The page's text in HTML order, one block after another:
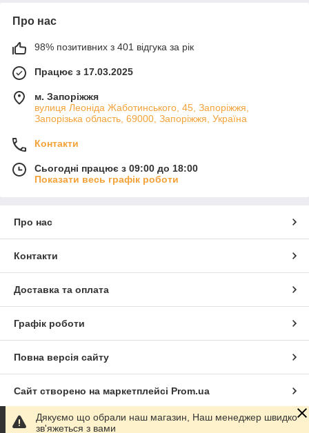
Про нас
98% позитивних з 401 відгука за рік
Працює з 17.03.2025
м. Запоріжжя
вулиця Леоніда Жаботинського, 45, Запоріжжя,
Запорізька область, 69000, Запоріжжя, Україна
Контакти
Сьогодні працює з 09:00 до 18:00
Показати весь графік роботи
Про нас
Контакти
Доставка та оплата
Графік роботи
Повна версія сайту
Сайт створено на маркетплейсі Prom.ua
Політика конфіденційності
Дякуємо що обрали наш магазин, Наш менеджер швидко
зв'яжеться з вами